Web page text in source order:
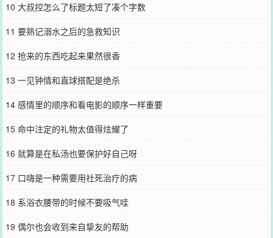
群和微博微信里的朋友推荐哦！
10 大叔控怎么了标题太短了凑个字数
11 要熟记溺水之后的急救知识
12 抢来的东西吃起来果然很香
13 一见钟情和直球搭配是绝杀
14 感情里的顺序和看电影的顺序一样重要
15 命中注定的礼物太值得炫耀了
16 就算是在私汤也要保护好自己呀
17 口嗨是一种需要用社死治疗的病
18 系浴衣腰带的时候不要吸气哇
19 偶尔也会收到来自挚友的帮助